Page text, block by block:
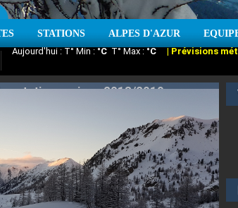
STATIONS ALPES D'AZUR
Aujourd'hui : T° Min :°CT° Max :°C |Prévisions
Suivez en direct l'actualité des stations des Alpes-